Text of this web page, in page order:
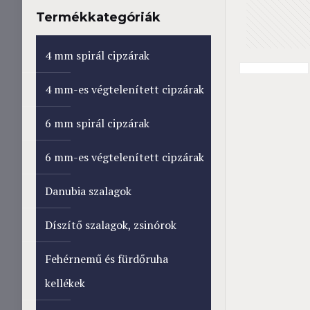
Termékkategóriák
4 mm spirál cipzárak
4 mm-es végtelenített cipzárak
6 mm spirál cipzárak
6 mm-es végtelenített cipzárak
Danubia szalagok
Díszítő szalagok, zsinórok
Fehérnemű és fürdőruha
kellékek